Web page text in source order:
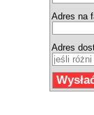
Adres na
Adres